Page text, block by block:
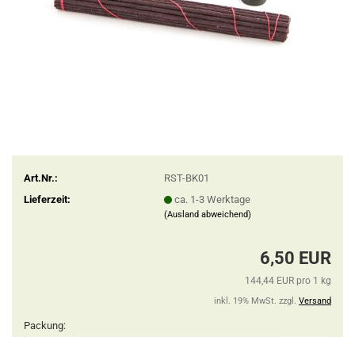
Art.Nr.:
RST-BK01
Lieferzeit:
ca. 1-3 Werktage
(Ausland abweichend)
6,50 EUR
144,44 EUR pro 1 kg
inkl. 19% MwSt. zzgl. Versand
Packung: